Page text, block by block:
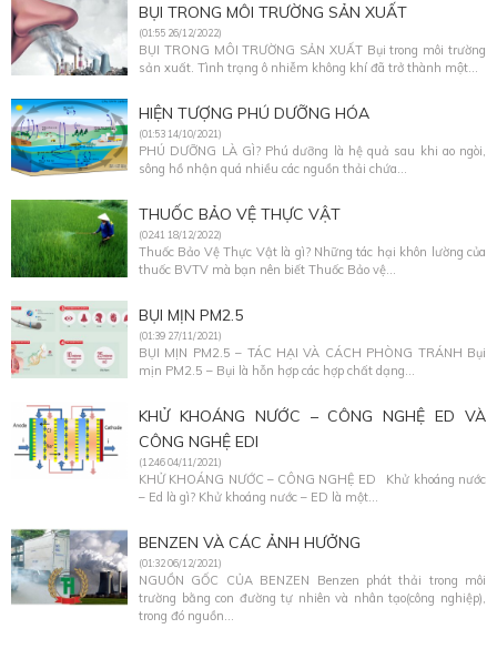
BỤI TRONG MÔI TRƯỜNG SẢN XUẤT
(01:55 26/12/2022)
BỤI TRONG MÔI TRƯỜNG SẢN XUẤT Bụi trong môi trường
sản xuất. Tình trạng ô nhiễm không khí đã trở thành một...
HIỆN TƯỢNG PHÚ DƯỠNG HÓA
(01:53 14/10/2021)
PHÚ DƯỠNG LÀ GÌ? Phú dưỡng là hệ quả sau khi ao ngòi,
sông hồ nhận quá nhiều các nguồn thải chứa...
THUỐC BẢO VỆ THỰC VẬT
(02:41 18/12/2022)
Thuốc Bảo Vệ Thực Vật là gì? Những tác hại khôn lường của
thuốc BVTV mà bạn nên biết Thuốc Bảo vệ...
BỤI MỊN PM2.5
(01:39 27/11/2021)
BỤI MỊN PM2.5 – TÁC HẠI VÀ CÁCH PHÒNG TRÁNH Bụi
mịn PM2.5 – Bụi là hỗn hợp các hợp chất dạng...
KHỬ KHOÁNG NƯỚC – CÔNG NGHỆ ED VÀ
CÔNG NGHỆ EDI
(12:46 04/11/2021)
KHỬ KHOÁNG NƯỚC – CÔNG NGHỆ ED Khử khoáng nước
– Ed là gì? Khử khoáng nước – ED là một...
BENZEN VÀ CÁC ẢNH HƯỞNG
(01:32 06/12/2021)
NGUỒN GỐC CỦA BENZEN Benzen phát thải trong môi
trường bằng con đường tự nhiên và nhân tạo(công nghiệp),
trong đó nguồn...